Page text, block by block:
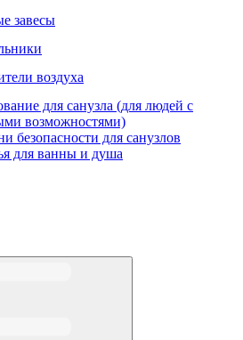
завесы
воздуха
для санузла (для людей с
возможностями)
безопасности для санузлов
для ванны и душа